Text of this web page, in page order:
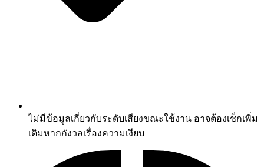
ไม่มีข้อมูลเกี่ยวกับระดับเสียงขณะใช้งาน อาจต้องเช็กเพิ่ม
เติมหากกังวลเรื่องความเงียบ